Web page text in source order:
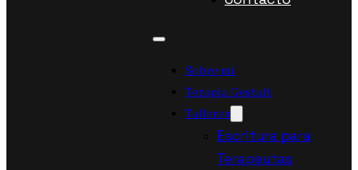
Sobre mí
Terapia Gestalt
Talleres
Escritura para
Terapeutas